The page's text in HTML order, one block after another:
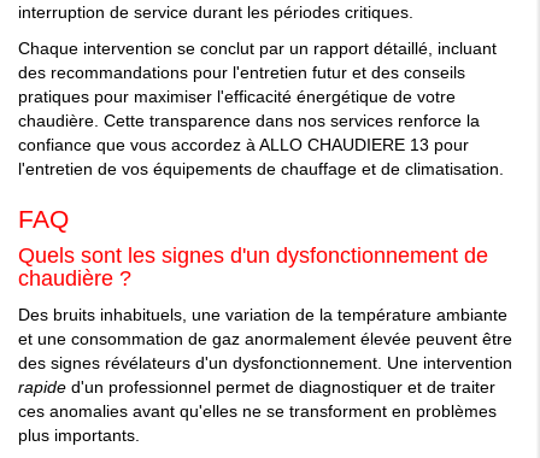
interruption de service durant les périodes critiques.
Chaque intervention se conclut par un rapport détaillé, incluant
des recommandations pour l'entretien futur et des conseils
pratiques pour maximiser l'efficacité énergétique de votre
chaudière. Cette transparence dans nos services renforce la
confiance que vous accordez à ALLO CHAUDIERE 13 pour
l'entretien de vos équipements de chauffage et de climatisation.
FAQ
Quels sont les signes d'un dysfonctionnement de
chaudière ?
Des bruits inhabituels, une variation de la température ambiante
et une consommation de gaz anormalement élevée peuvent être
des signes révélateurs d'un dysfonctionnement. Une intervention
rapide d'un professionnel permet de diagnostiquer et de traiter
ces anomalies avant qu'elles ne se transforment en problèmes
plus importants.